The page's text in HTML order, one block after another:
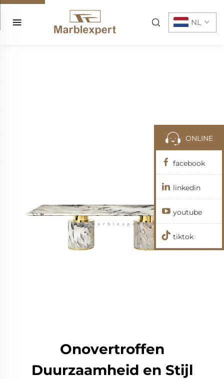
NL
Onovertroffen
Duurzaamheid en Stijl
ONLINE
facebook
linkedin
youtube
tiktok